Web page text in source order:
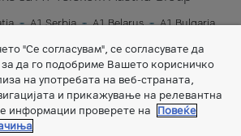
A1 Serbia A1 Belarus
A1 Bulgaria
A1 Slovenia
A1 Digital
"Се согласувам", се согласувате да
да го подобриме Вашето корисничко
на употребата на веб-страната,
и прикажување на релевантна
информации проверете на
Повеќе